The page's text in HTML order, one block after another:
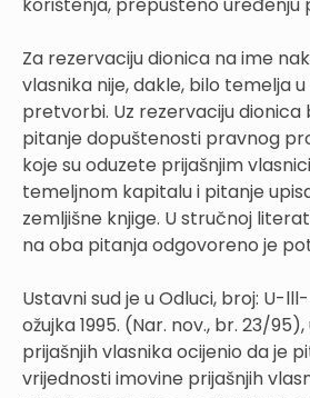
Za rezervaciju dionica na ime
vlasnika nije, dakle, bilo temelja u
pretvorbi. Uz rezervaciju dionica
pitanje dopuštenosti pravnog
koje su oduzete prijašnjim
temeljnom kapitalu i pitanje
zemljišne knjige. U stručnoj
na oba pitanja odgovoreno je
Ustavni sud je u Odluci, broj: U-lll-
ožujka 1995. (Nar. nov., br. 23/
prijašnjih vlasnika ocijenio da je
vrijednosti imovine prijašnjih